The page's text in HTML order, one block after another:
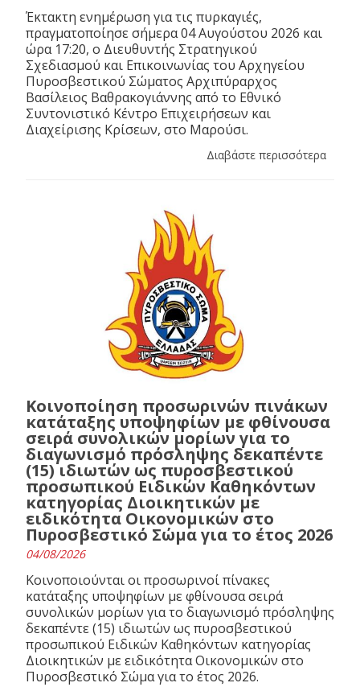
Έκτακτη ενημέρωση για τις πυρκαγιές,
πραγματοποίησε σήμερα 04 Αυγούστου 2026 και
ώρα 17:20, ο Διευθυντής Στρατηγικού
Σχεδιασμού και Επικοινωνίας του Αρχηγείου
Πυροσβεστικού Σώματος Αρχιπύραρχος
Βασίλειος Βαθρακογιάννης από το Εθνικό
Συντονιστικό Κέντρο Επιχειρήσεων και
Διαχείρισης Κρίσεων, στο Μαρούσι.
Διαβάστε περισσότερα
Κοινοποίηση προσωρινών πινάκων
κατάταξης υποψηφίων με φθίνουσα
σειρά συνολικών μορίων για το
διαγωνισμό πρόσληψης δεκαπέντε
(15) ιδιωτών ως πυροσβεστικού
προσωπικού Ειδικών Καθηκόντων
κατηγορίας Διοικητικών με
ειδικότητα Οικονομικών στο
Πυροσβεστικό Σώμα για το έτος 2026
04/08/2026
Κοινοποιούνται οι προσωρινοί πίνακες
κατάταξης υποψηφίων με φθίνουσα σειρά
συνολικών μορίων για το διαγωνισμό πρόσληψης
δεκαπέντε (15) ιδιωτών ως πυροσβεστικού
προσωπικού Ειδικών Καθηκόντων κατηγορίας
Διοικητικών με ειδικότητα Οικονομικών στο
Πυροσβεστικό Σώμα για το έτος 2026.